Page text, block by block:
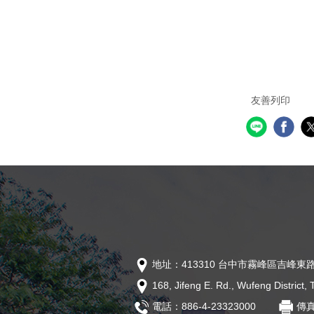
友善列印
地址：413310 台中市霧峰區吉峰東
168, Jifeng E. Rd., Wufeng District,
電話：886-4-23323000
傳